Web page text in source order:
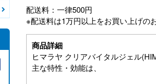
配送料：一律500円
※配送料は1万円以上をお買い上げの
商品詳細
ヒマラヤ クリアバイタルジェル
主な特性・効能は、